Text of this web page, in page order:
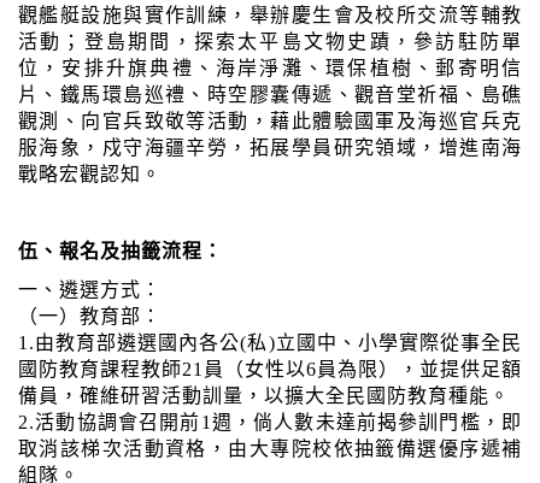
觀艦艇設施與實作訓練，舉辦慶生會及校所交流等輔教
活動；登島期間，探索太平島文物史蹟，參訪駐防單
位，安排升旗典禮、海岸淨灘、環保植樹、郵寄明信
片、鐵馬環島巡禮、時空膠囊傳遞、觀音堂祈福、島礁
觀測、向官兵致敬等活動，藉此體驗國軍及海巡官兵克
服海象，戍守海疆辛勞，拓展學員研究領域，增進南海
戰略宏觀認知。
伍、報名及抽籤流程：
一、遴選方式：
（一）教育部：
1.由教育部遴選國內各公(私)立國中、小學實際從事全民
國防教育課程教師21員（女性以6員為限），並提供足額
備員，確維研習活動訓量，以擴大全民國防教育種能。
2.活動協調會召開前1週，倘人數未達前揭參訓門檻，即
取消該梯次活動資格，由大專院校依抽籤備選優序遞補
組隊。